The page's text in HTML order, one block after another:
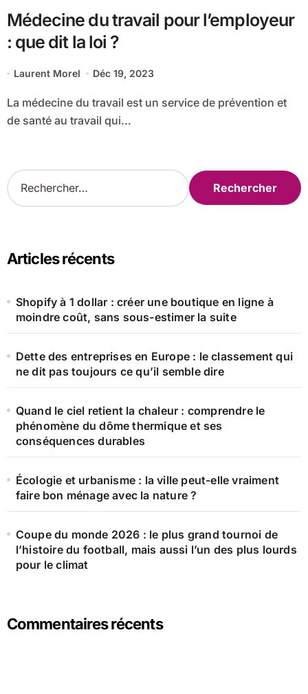
Médecine du travail pour l’employeur
: que dit la loi ?
Laurent Morel Déc 19, 2023
La médecine du travail est un service de prévention et
de santé au travail qui...
R
e
c
e
Articles récents
Shopify à 1 dollar : créer une boutique en ligne à
moindre coût, sans sous-estimer la suite
Dette des entreprises en Europe : le classement qui
ne dit pas toujours ce qu’il semble dire
Quand le ciel retient la chaleur : comprendre le
phénomène du dôme thermique et ses
conséquences durables
Écologie et urbanisme : la ville peut-elle vraiment
faire bon ménage avec la nature ?
Coupe du monde 2026 : le plus grand tournoi de
l’histoire du football, mais aussi l’un des plus lourds
pour le climat
Commentaires récents